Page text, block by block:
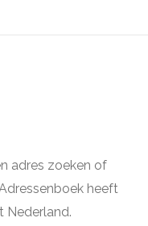
adres zoeken of
heeft
Nederland.